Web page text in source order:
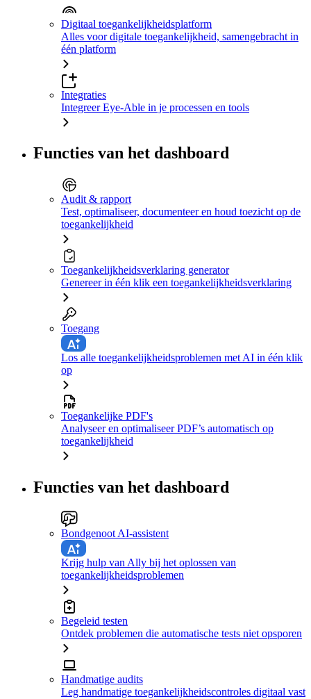
Digitaal toegankelijkheidsplatform
Alles voor digitale toegankelijkheid, samengebracht in
één platform
Integraties
Integreer Eye-Able in je processen en tools
Functies van het dashboard
Audit & rapport
Test, optimaliseer, documenteer en houd toezicht op de
toegankelijkheid
Toegankelijkheidsverklaring generator
Genereer in één klik een toegankelijkheidsverklaring
Toegang
Los alle toegankelijkheidsproblemen met AI in één klik
op
Toegankelijke PDF's
Analyseer en optimaliseer PDF’s automatisch op
toegankelijkheid
Functies van het dashboard
Bondgenoot AI-assistent
Krijg hulp van Ally bij het oplossen van
toegankelijkheidsproblemen
Begeleid testen
Ontdek problemen die automatische tests niet opsporen
Handmatige audits
Leg handmatige toegankelijkheidscontroles digitaal vast